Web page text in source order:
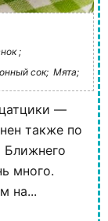
;
сок; Мята;
—
также по
много.
на...